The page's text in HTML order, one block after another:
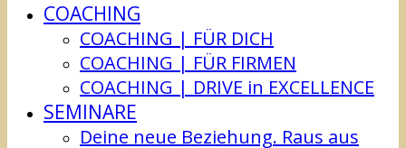
COACHING
COACHING | FÜR DICH
COACHING | FÜR FIRMEN
COACHING | DRIVE in EXCELLENCE
SEMINARE
Deine neue Beziehung. Raus aus